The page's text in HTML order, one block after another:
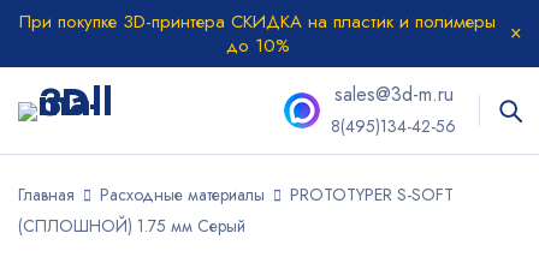
При покупке 3D-принтера СКИДКА на пластик и полимеры
до 10%
sales@3d-m.ru
8(495)134-42-56
Главная Расходные материалы
PROTOTYPER S-SOFT
(СПЛОШНОЙ) 1.75 мм Серый